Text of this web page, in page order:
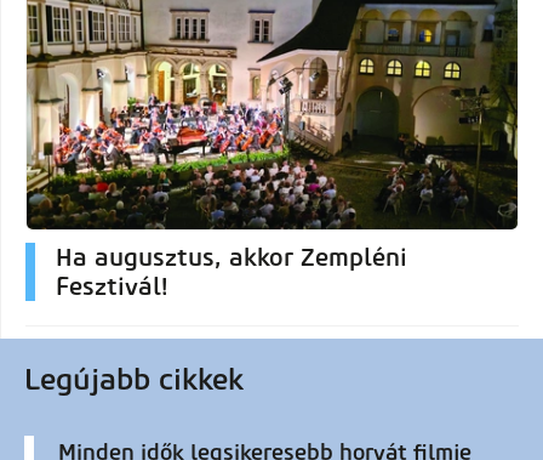
Ha augusztus, akkor Zempléni
Fesztivál!
Legújabb cikkek
Minden idők legsikeresebb horvát filmje